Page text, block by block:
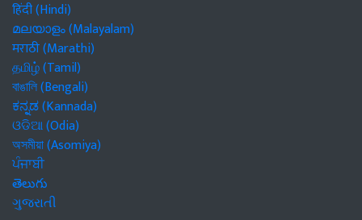
हिंदी (Hindi)
മലയാളം (Malayalam)
मराठी (Marathi)
தமிழ் (Tamil)
বাঙালি (Bengali)
ಕನ್ನಡ (Kannada)
ଓଡିଆ (Odia)
অসমীয়া (Asomiya)
ਪੰਜਾਬੀ
తెలుగు
ગુજરાતી